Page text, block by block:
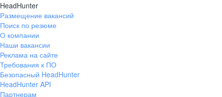
HeadHunter
Размещение вакансий
Поиск по резюме
О компании
Наши вакансии
Реклама на сайте
Требования к ПО
Безопасный HeadHunter
HeadHunter API
Партнерам